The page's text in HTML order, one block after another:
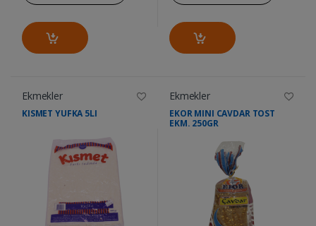
Ekmekler
KISMET YUFKA 5LI
Ekmekler
EKOR MINI CAVDAR TOST
EKM. 250GR